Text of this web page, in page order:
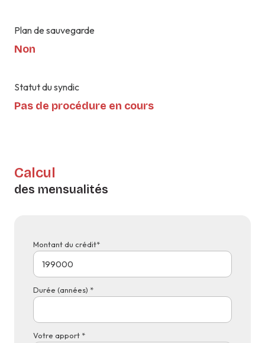
Plan de sauvegarde
Non
Statut du syndic
Pas de procédure en cours
Calcul
des mensualités
Montant du crédit*
Durée (années) *
Votre apport *